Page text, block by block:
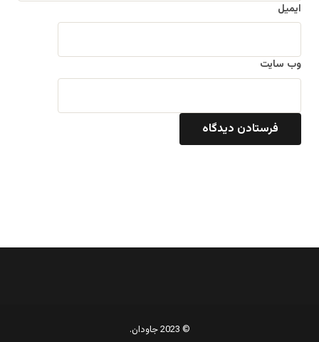
ایمیل
وب‌ سایت
© 2023 جاودان.